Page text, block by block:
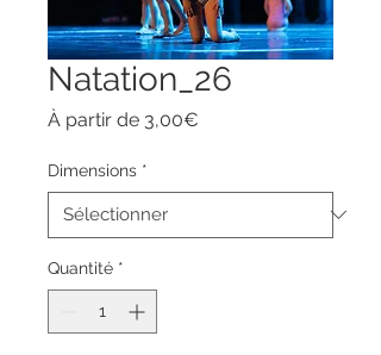
Natation_26
À partir de 3,00€
Dimensions *
Quantité *